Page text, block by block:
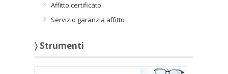
Affitto certificato
Servizio garanzia affitto
〉 Strumenti